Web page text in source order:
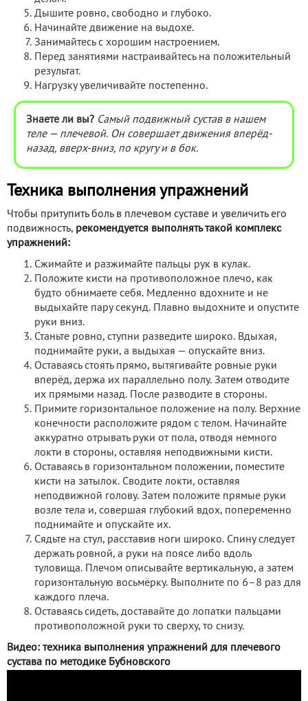
Дышите ровно, свободно и глубоко.
Начинайте движение на выдохе.
Занимайтесь с хорошим настроением.
Перед занятиями настраивайтесь на положительный
результат.
Нагрузку увеличивайте постепенно.
Знаете ли вы? Самый подвижный сустав в нашем
теле — плечевой. Он совершает движения вперёд-
назад, вверх-вниз, по кругу и в бок.
Техника выполнения упражнений
Чтобы притупить боль в плечевом суставе и увеличить его
подвижность, рекомендуется выполнять такой комплекс
упражнений:
Сжимайте и разжимайте пальцы рук в кулак.
Положите кисти на противоположное плечо, как
будто обнимаете себя. Медленно вдохните и не
выдыхайте пару секунд. Плавно выдохните и опустите
руки вниз.
Станьте ровно, ступни разведите широко. Вдыхая,
поднимайте руки, а выдыхая — опускайте вниз.
Оставаясь стоять прямо, вытягивайте ровные руки
вперёд, держа их параллельно полу. Затем отводите
их прямыми назад. После разводите в стороны.
Примите горизонтальное положение на полу. Верхние
конечности расположите рядом с телом. Начинайте
аккуратно отрывать руки от пола, отводя немного
локти в стороны, оставляя неподвижными кисти.
Оставаясь в горизонтальном положении, поместите
кисти на затылок. Сводите локти, оставляя
неподвижной голову. Затем положите прямые руки
возле тела и, совершая глубокий вдох, попеременно
поднимайте и опускайте их.
Сядьте на стул, расставив ноги широко. Спину следует
держать ровной, а руки на поясе либо вдоль
туловища. Плечом описывайте вертикальную, а затем
горизонтальную восьмёрку. Выполните по 6–8 раз для
каждого плеча.
Оставаясь сидеть, доставайте до лопатки пальцами
противоположной руки то сверху, то снизу.
Видео: техника выполнения упражнений для плечевого
сустава по методике Бубновского